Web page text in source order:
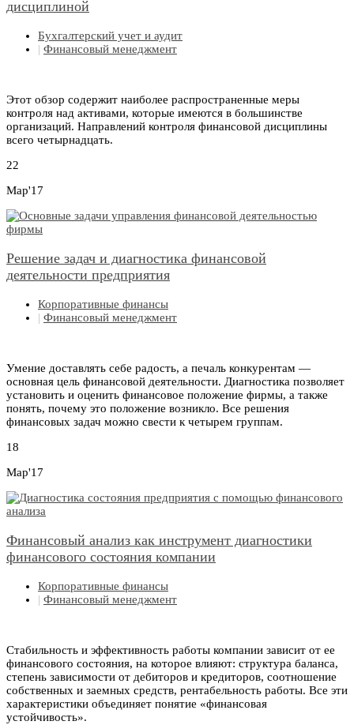
дисциплиной
Бухгалтерский учет и аудит
| Финансовый менеджмент
Этот обзор содержит наиболее распространенные меры
контроля над активами, которые имеются в большинстве
организаций. Направлений контроля финансовой дисциплины
всего четырнадцать.
22
Мар'17
Решение задач и диагностика финансовой
деятельности предприятия
Корпоративные финансы
| Финансовый менеджмент
Умение доставлять себе радость, а печаль конкурентам —
основная цель финансовой деятельности. Диагностика позволяет
установить и оценить финансовое положение фирмы, а также
понять, почему это положение возникло. Все решения
финансовых задач можно свести к четырем группам.
18
Мар'17
Финансовый анализ как инструмент диагностики
финансового состояния компании
Корпоративные финансы
| Финансовый менеджмент
Стабильность и эффективность работы компании зависит от ее
финансового состояния, на которое влияют: структура баланса,
степень зависимости от дебиторов и кредиторов, соотношение
собственных и заемных средств, рентабельность работы. Все эти
характеристики объединяет понятие «финансовая
устойчивость».